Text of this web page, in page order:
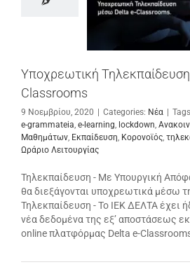
Υποχρεωτική
Classrooms
9 Νοεμβρίου, 2020 | Categories: Νέα |
e-grammateia e-learning lockdown
Μαθημάτων Εκπαίδευση Κορονοϊός
Ωράριο Λειτουργίας
Τηλεκπαίδευση - Με Υπουργική
θα διεξάγονται υποχρεωτικά μέσω
Τηλεκπαίδευση - Το ΙΕΚ ΔΕΛΤΑ έχει
νέα δεδομένα της εξ’ αποστάσεως
online πλατφόρμας Delta e-